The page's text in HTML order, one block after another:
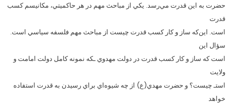
حضرت به اين قدرت مي‌رسد. يكي از مباحث مهم در هر حاكميتي، مكانيسم كسب
قدرت
است. اين‌كه ساز و كار كسب قدرت چيست از مباحث مهم فلسفه سياسي است.
سؤال اين
است كه ساز و كار كسب قدرت در دولت مهدوي ـكه نمونه كامل دولت امامت و
ولايت
استـ چيست؟ و حضرت مهدي(ع) از چه شيوه‌اي براي رسيدن به قدرت استفاده
خواهد